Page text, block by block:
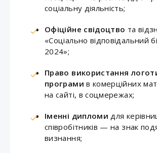
соціальну діяльність;
Офіційне свідоцтво та
«Соціально відповідальний
2024»;
Право використання
програми в комерційних
на сайті, в соцмережах;
Іменні дипломи для
співробітників — на знак
визнання;